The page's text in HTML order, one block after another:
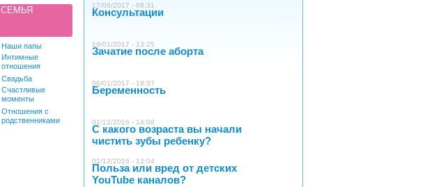
СЕМЬЯ
Наши папы
Интимные
отношения
Свадьба
Счастливые
моменты
Отношения с
родственниками
17/06/2017 - 08:31
Консультации
19/01/2017 - 13:25
Зачатие после аборта
06/01/2017 - 19:37
Беременность
01/12/2016 - 14:08
С какого возраста вы начали
чистить зубы ребенку?
01/12/2016 - 12:04
Польза или вред от детских
YouTube каналов?